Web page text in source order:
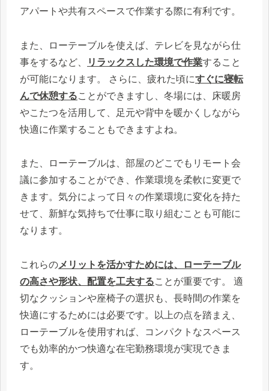
アパートや共有スペースで作業する際に有利です。
また、ローテーブルを使えば、テレビを見ながら仕
事をするなど、
リラックスした環境で作業すること
が可能になります。 さらに、疲れた頃にすぐに寝転
んで休憩することができますし、冬場には、床暖房
やこたつを活用して、足元や背中を暖かくしながら
快適に作業することもできますよね。
また、ローテーブルは、部屋のどこでもリモート会
議に参加することができ、作業環境を柔軟に変更で
きます。気分によって日々の作業環境に変化を持た
せて、新鮮な気持ちで仕事に取り組むことも可能に
なります。
これらのメリットを活かすためには、ローテーブル
の高さや形状、配置を工夫することが重要です。 適
切なクッションや座椅子の選択も、長時間の作業を
快適にするためには必要です。以上の点を踏まえ、
ローテーブルを使用すれば、コンパクトなスペース
でも効率的かつ快適な在宅勤務環境が実現できま
す。